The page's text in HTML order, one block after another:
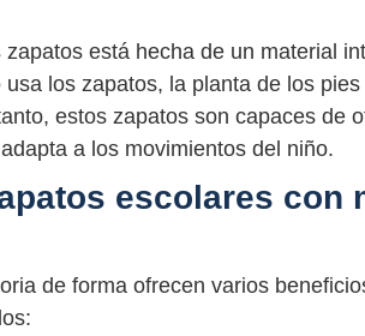
está hecha de un material
los zapatos, la planta de los
estos zapatos son capaces de
a los movimientos del niño.
escolares con
de forma ofrecen varios